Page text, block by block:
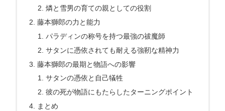
燐と雪男の育ての親としての役割
藤本獅郎の力と能力
パラディンの称号を持つ最強の祓魔師
サタンに憑依されても耐える強靭な精神力
藤本獅郎の最期と物語への影響
サタンの憑依と自己犠牲
彼の死が物語にもたらしたターニングポイント
まとめ